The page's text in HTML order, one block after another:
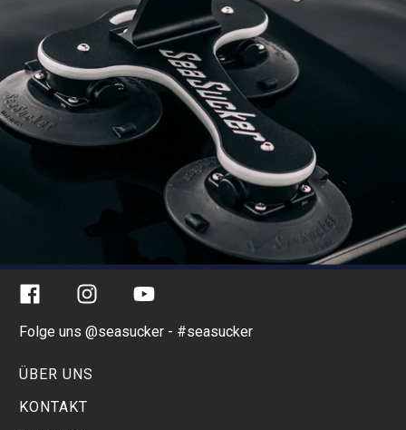
Facebook Instagram YouTube
Folge uns @seasucker - #seasucker
ÜBER UNS
KONTAKT